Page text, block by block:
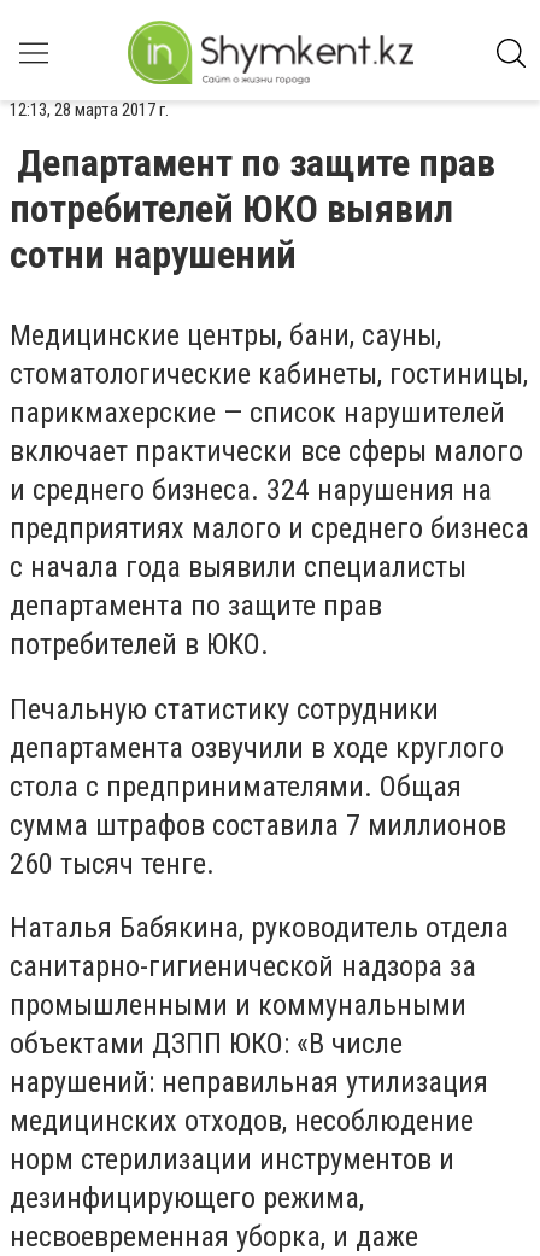
12:13, 28 марта 2017 г.
Департамент по защите прав
потребителей ЮКО выявил
сотни нарушений
Медицинские центры, бани, сауны,
стоматологические кабинеты, гостиницы,
парикмахерские — список нарушителей
включает практически все сферы малого
и среднего бизнеса. 324 нарушения на
предприятиях малого и среднего бизнеса
с начала года выявили специалисты
департамента по защите прав
потребителей в ЮКО.
Печальную статистику сотрудники
департамента озвучили в ходе круглого
стола с предпринимателями. Общая
сумма штрафов составила 7 миллионов
260 тысяч тенге.
Наталья Бабякина, руководитель отдела
санитарно-гигиенической надзора за
промышленными и коммунальными
объектами ДЗПП ЮКО: «В числе
нарушений: неправильная утилизация
медицинских отходов, несоблюдение
норм стерилизации инструментов и
дезинфицирующего режима,
несвоевременная уборка, и даже